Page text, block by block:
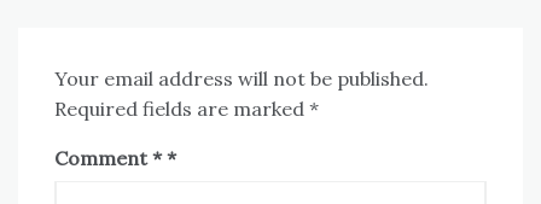
Your email address will not be published.
Required fields are marked *
Comment*